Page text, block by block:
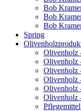
Bob
Bob
Bob
Spring
Olivenholz
Olivenholz
Olivenholz
Olivenholz
Olivenholz
Olivenholz
Pflegemittel